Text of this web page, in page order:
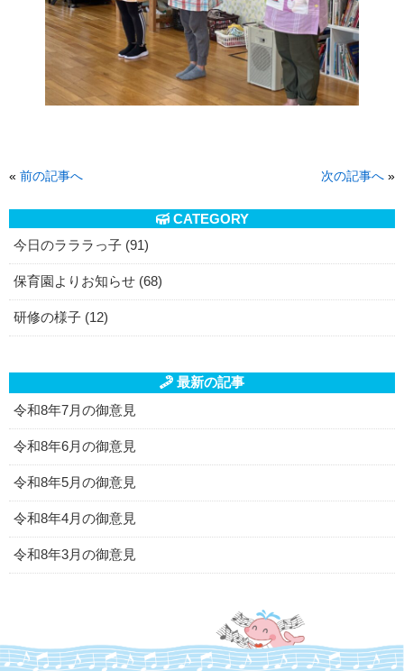
« 前の記事へ 次の記事へ »
CATEGORY
今日のラララっ子 (91)
保育園よりお知らせ (68)
研修の様子 (12)
最新の記事
令和8年7月の御意見
令和8年6月の御意見
令和8年5月の御意見
令和8年4月の御意見
令和8年3月の御意見